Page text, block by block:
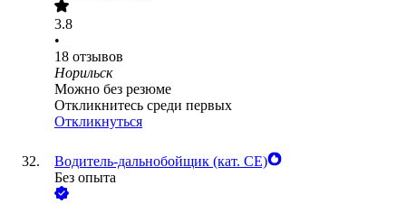
3.8
•
18 отзывов
Норильск
Можно без резюме
Откликнитесь среди первых
Откликнуться
Водитель-дальнобойщик (кат. CE)
Без опыта